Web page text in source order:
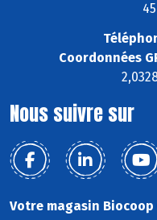
Coordonnées
Nous suivre sur
Votre magasin Biocoop